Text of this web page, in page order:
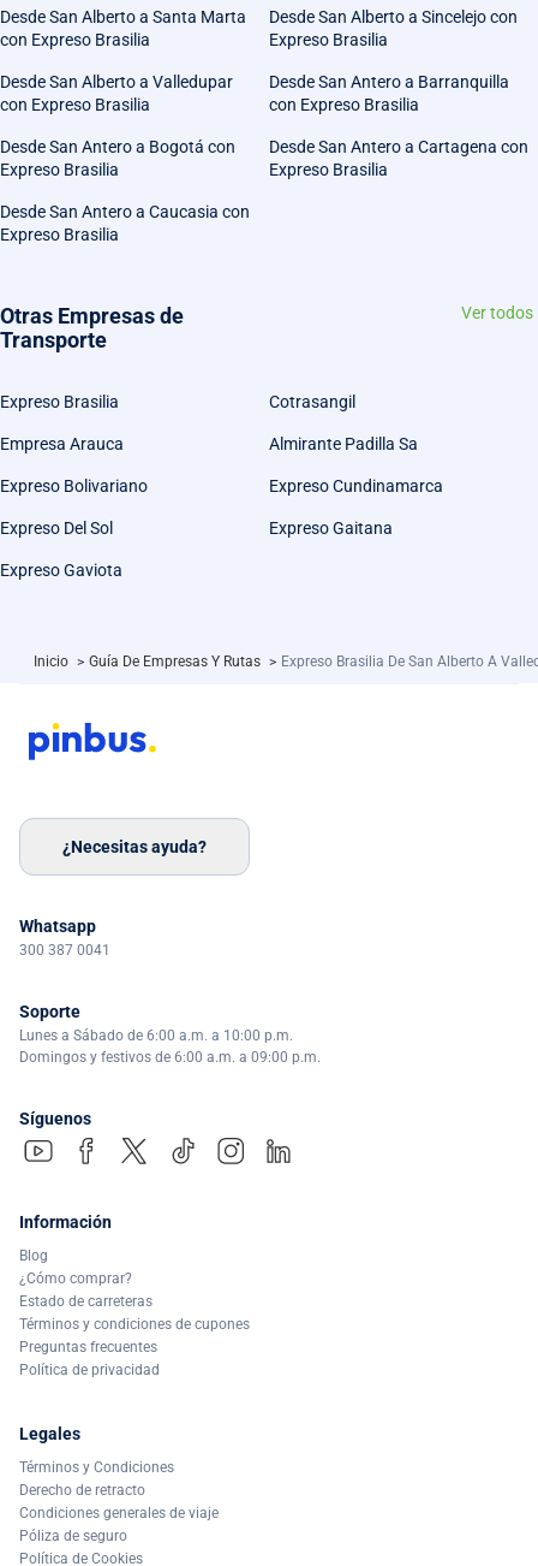
Desde San Alberto a Santa Marta
con Expreso Brasilia
Desde San Alberto a Sincelejo con
Expreso Brasilia
Desde San Alberto a Valledupar
con Expreso Brasilia
Desde San Antero a Barranquilla
con Expreso Brasilia
Desde San Antero a Bogotá con
Expreso Brasilia
Desde San Antero a Cartagena con
Expreso Brasilia
Desde San Antero a Caucasia con
Expreso Brasilia
Otras Empresas de
Transporte
Ver todos
Expreso Brasilia Cotrasangil
Empresa Arauca Almirante Padilla Sa
Expreso Bolivariano Expreso Cundinamarca
Expreso Del Sol Expreso Gaitana
Expreso Gaviota
Inicio > Guía De Empresas Y Rutas > Expreso Brasilia De San Alberto A
¿Necesitas ayuda?
Whatsapp
300 387 0041
Soporte
Lunes a Sábado de 6:00 a.m. a 10:00 p.m.
Domingos y festivos de 6:00 a.m. a 09:00 p.m.
Síguenos
Información
Blog
¿Cómo comprar?
Estado de carreteras
Términos y condiciones de cupones
Preguntas frecuentes
Política de privacidad
Legales
Términos y Condiciones
Derecho de retracto
Condiciones generales de viaje
Póliza de seguro
Política de Cookies